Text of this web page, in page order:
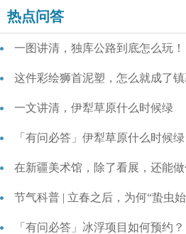
热点问答
一图讲清，独库公路到底怎么玩！
这件彩绘狮首泥塑，怎么就成了镇
一文讲清，伊犁草原什么时候绿
「有问必答」伊犁草原什么时候绿
在新疆美术馆，除了看展，还能做
节气科普 | 立春之后，为何“蛰虫始
「有问必答」冰浮项目如何预约？